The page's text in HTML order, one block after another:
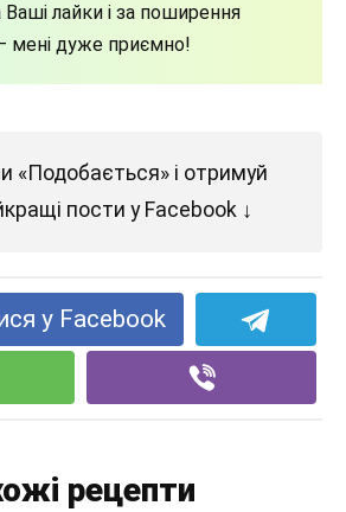
Ваші лайки і за поширення
мені дуже приємно!
«Подобається» і отримуй
пости у Facebook ↓
у Facebook
рецепти